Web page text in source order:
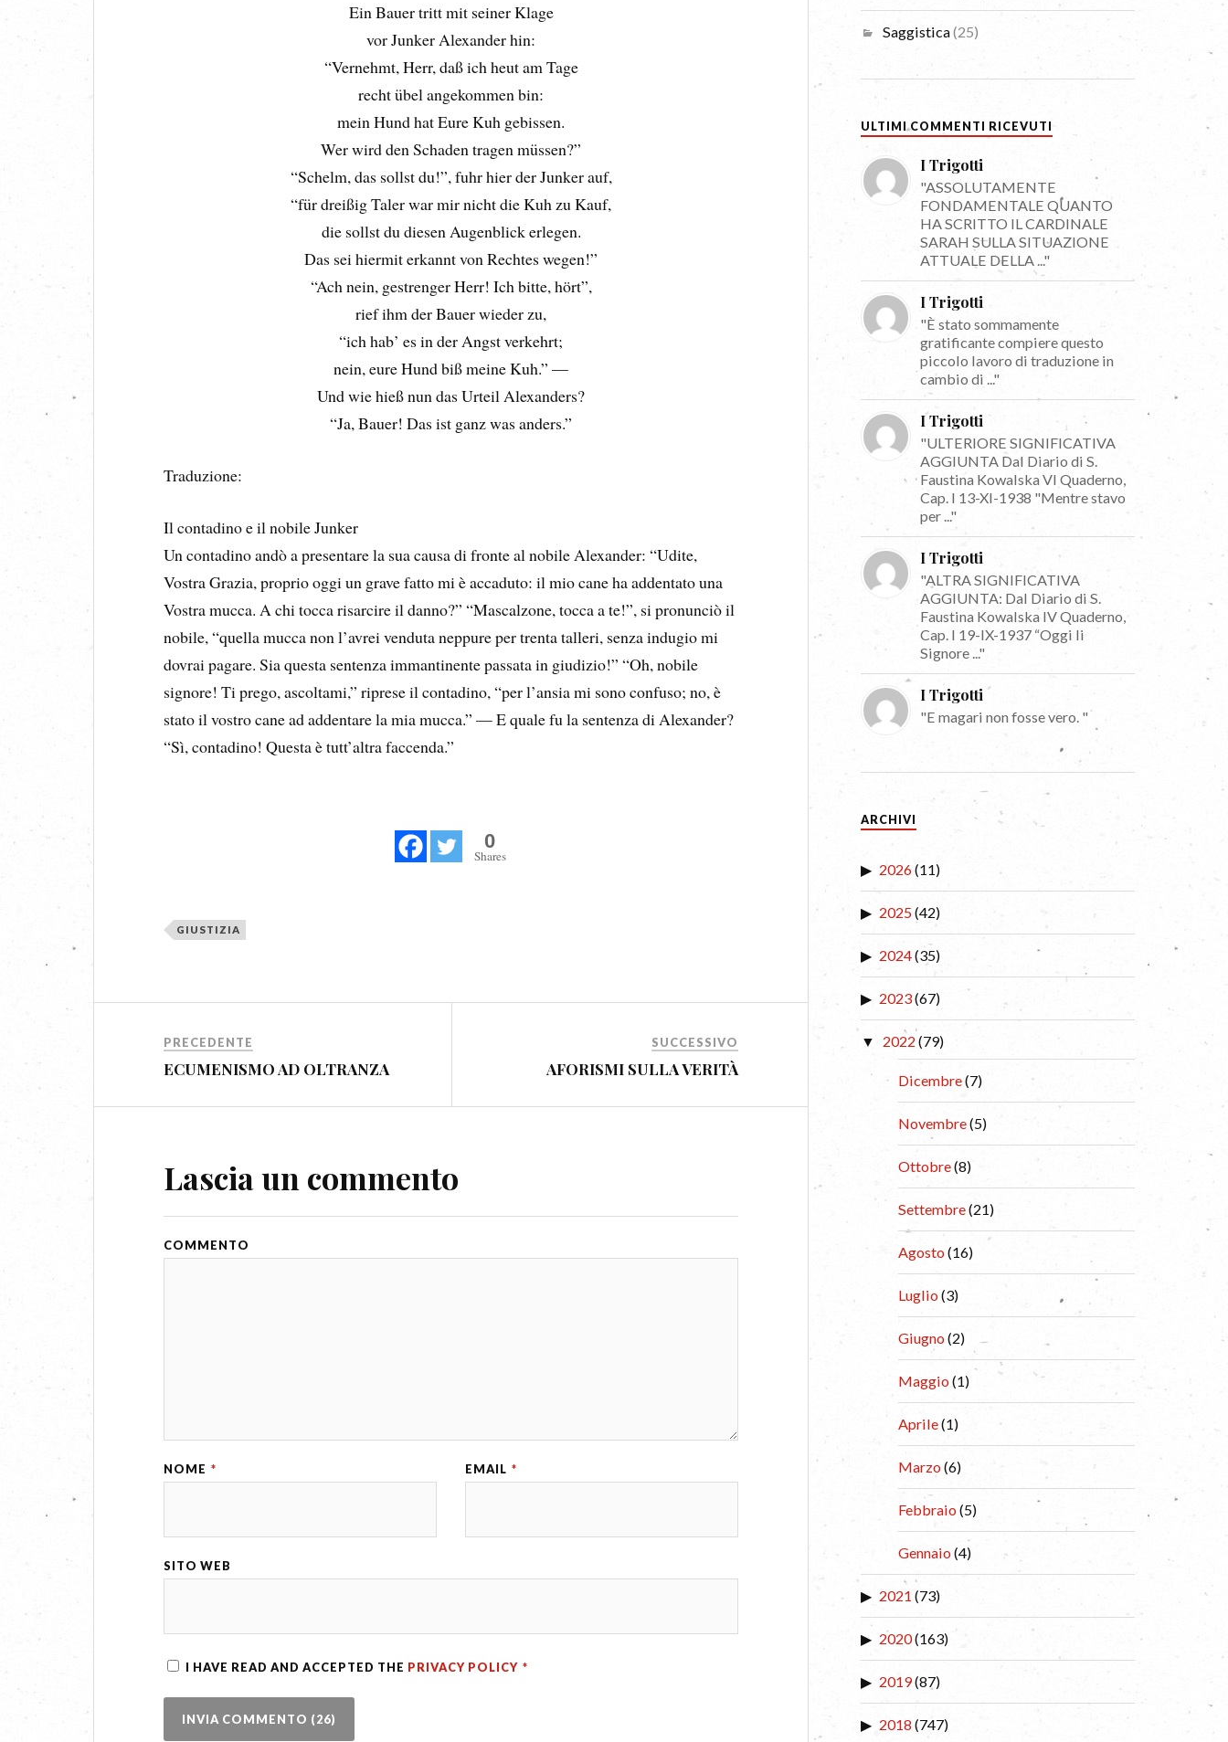
Ein Bauer tritt mit seiner Klage
vor Junker Alexander hin:
“Vernehmt, Herr, daß ich heut am Tage
recht übel angekommen bin:
mein Hund hat Eure Kuh gebissen.
Wer wird den Schaden tragen müssen?”
“Schelm, das sollst du!”, fuhr hier der Junker auf,
“für dreißig Taler war mir nicht die Kuh zu Kauf,
die sollst du diesen Augenblick erlegen.
Das sei hiermit erkannt von Rechtes wegen!”
“Ach nein, gestrenger Herr! Ich bitte, hört”,
rief ihm der Bauer wieder zu,
“ich hab’ es in der Angst verkehrt;
nein, eure Hund biß meine Kuh.” —
Und wie hieß nun das Urteil Alexanders?
“Ja, Bauer! Das ist ganz was anders.”
Traduzione:
Il contadino e il nobile Junker
Un contadino andò a presentare la sua causa di fronte al nobile Alexander: “Udite,
Vostra Grazia, proprio oggi un grave fatto mi è accaduto: il mio cane ha addentato una
Vostra mucca. A chi tocca risarcire il danno?” “Mascalzone, tocca a te!”, si pronunciò il
nobile, “quella mucca non l’avrei venduta neppure per trenta talleri, senza indugio mi
dovrai pagare. Sia questa sentenza immantinente passata in giudizio!” “Oh, nobile
signore! Ti prego, ascoltami,” riprese il contadino, “per l’ansia mi sono confuso; no, è
stato il vostro cane ad addentare la mia mucca.” — E quale fu la sentenza di Alexander?
“Sì, contadino! Questa è tutt’altra faccenda.”
0
Shares
GIUSTIZIA
PRECEDENTE
ECUMENISMO AD OLTRANZA
SUCCESSIVO
AFORISMI SULLA VERITÀ
Lascia un commento
COMMENTO
NOME * EMAIL *
SITO WEB
I HAVE READ AND ACCEPTED THE PRIVACY POLICY *
Saggistica(25)
ULTIMI COMMENTI RICEVUTI
I Trigotti
"ASSOLUTAMENTE
FONDAMENTALE QUANTO
HA SCRITTO IL CARDINALE
SARAH SULLA SITUAZIONE
ATTUALE DELLA ..."
I Trigotti
"È stato sommamente
gratificante compiere questo
piccolo lavoro di traduzione in
cambio di ..."
I Trigotti
"ULTERIORE SIGNIFICATIVA
AGGIUNTA Dal Diario di S.
Faustina Kowalska VI Quaderno,
Cap. I 13-XI-1938 "Mentre stavo
per ..."
I Trigotti
"ALTRA SIGNIFICATIVA
AGGIUNTA: Dal Diario di S.
Faustina Kowalska IV Quaderno,
Cap. I 19-IX-1937 “Oggi li
Signore ..."
I Trigotti
"E magari non fosse vero. "
ARCHIVI
2026(11)
2025(42)
2024(35)
2023(67)
2022 (79)
Dicembre(7)
Novembre(5)
Ottobre(8)
Settembre(21)
Agosto(16)
Luglio(3)
Giugno(2)
Maggio(1)
Aprile(1)
Marzo(6)
Febbraio(5)
Gennaio(4)
2021 (73)
2020(163)
2019(87)
2018(747)